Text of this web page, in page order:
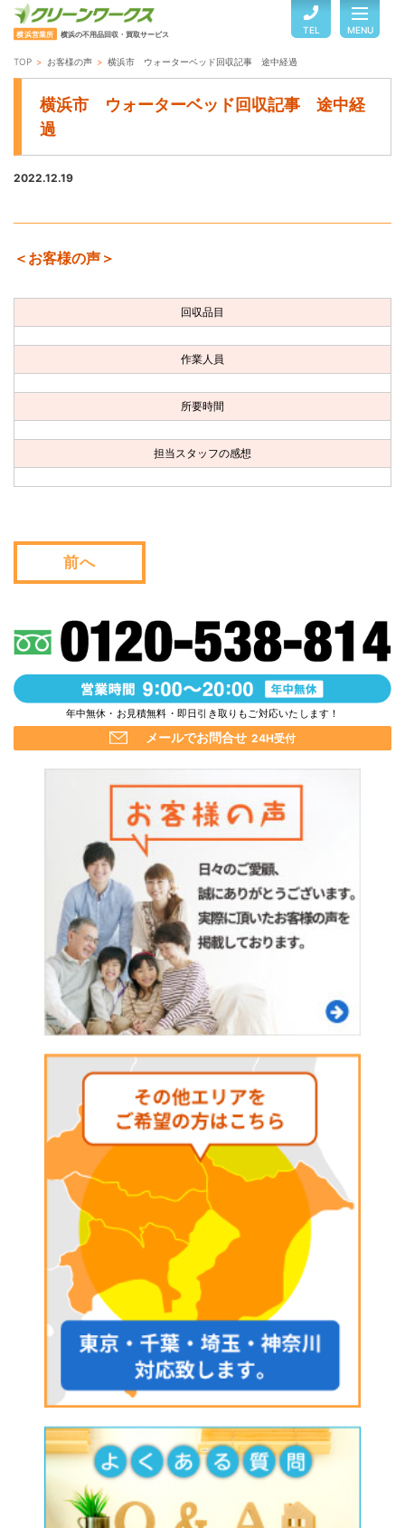
横浜営業所 横浜の不用品回収・買取サービス TEL MENU
TOP
よくある質問
お客様の声
お問い合わせ
会社概要
TOP お客様の声 横浜市 ウォーターベッド回収記事 途中経過
横浜市 ウォーターベッド回収記事 途中経
過
2022.12.19
＜お客様の声＞
回収品目
作業人員
所要時間
担当スタッフの感想
前へ
年中無休・お見積無料・即日引き取りもご対応いたします！
メールでお問合せ 24H受付